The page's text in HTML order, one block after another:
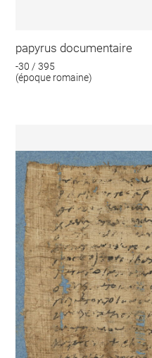
papyrus documentaire
-30 / 395
(époque romaine)